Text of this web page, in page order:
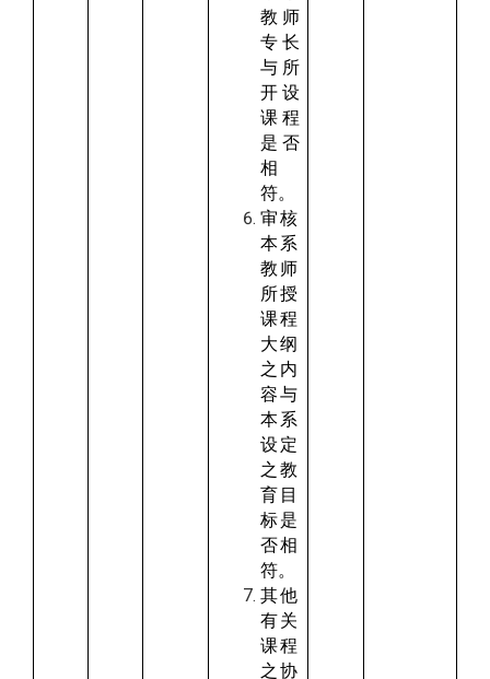
教师
专长
与所
开设
课程
是否
相
符。
审核
本系
教师
所授
课程
大纲
之内
容与
本系
设定
之教
育目
标是
否相
符。
其他
有关
课程
之协